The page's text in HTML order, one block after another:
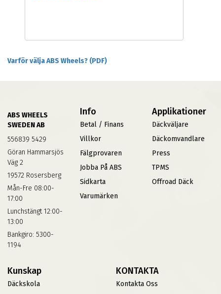
Varför välja ABS Wheels? (PDF)
ABS WHEELS
SWEDEN AB
556839 5429
Göran Hammarsjös
Väg 2
19572 Rosersberg
Mån-Fre 08:00-
17:00
Lunchstängt 12:00-
13:00
Bankgiro: 5300-
1194
Info
Betal / Finans
Villkor
Fälgprovaren
Jobba På ABS
Sidkarta
Varumärken
Applikationer
Däckväljare
Däckomvandlare
Press
TPMS
Offroad Däck
Kunskap
Däckskola
KONTAKTA
Kontakta Oss